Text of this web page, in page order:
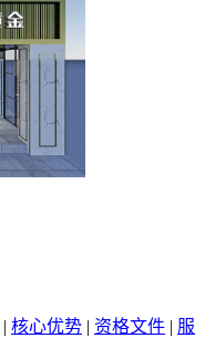
| 核心优势 | 资格文件 | 服